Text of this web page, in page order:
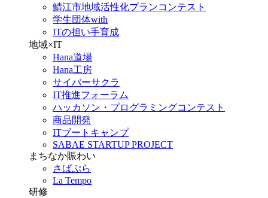
鯖江市地域活性化プランコンテスト
学生団体with
ITの担い手育成
地域×IT
Hana道場
Hana工房
サイバーサクラ
IT推進フォーラム
ハッカソン・プログラミングコンテスト
商品開発
ITブートキャンプ
SABAE STARTUP PROJECT
まちなか賑わい
さばぷら
La Tempo
研修